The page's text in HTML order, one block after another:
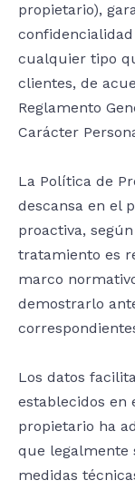
propietario),
cualquier tipo
clientes, de
Reglamento
Carácter
La Política de
descansa en el
proactiva,
tratamiento es
marco
demostrarlo
Los datos
establecidos en
propietario ha
que legalmente
medidas